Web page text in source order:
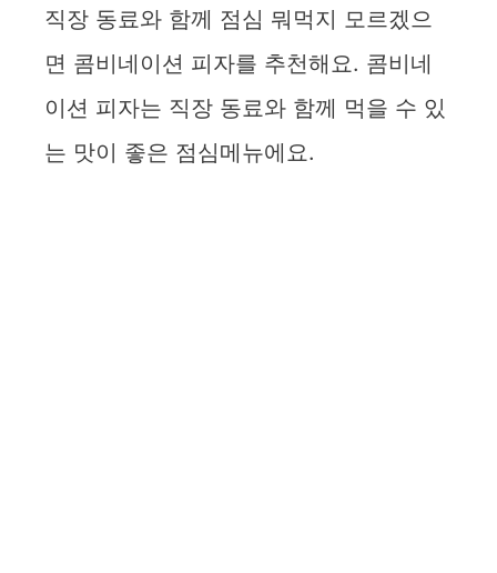
직장 동료와 함께 점심 뭐먹지 모르겠으
면 콤비네이션 피자를 추천해요. 콤비네
이션 피자는 직장 동료와 함께 먹을 수 있
는 맛이 좋은 점심메뉴에요.